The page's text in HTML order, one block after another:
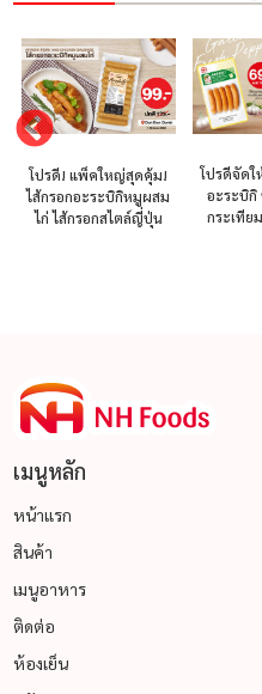
โปรดีจัดให้! ไส้กรอกหมู
อะระบิกิ หอมนัวกลิ่น
กระเทียมพริกไทยสด
1 แถม 1!
ญี่ปุ่น – ไส้
กิผสมกร
เมนูหลัก
หน้าแรก
สินค้า
เมนูอาหาร
ติดต่อ
ห้องเย็น